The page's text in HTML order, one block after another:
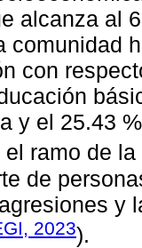
alcanza al
comunidad
con
y el 25.43
el ramo de
de
y
2023).